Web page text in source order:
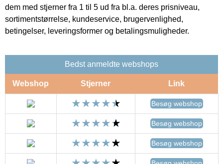
dem med stjerner fra 1 til 5 ud fra bl.a. deres prisniveau,
sortimentstørrelse, kundeservice, brugervenlighed,
betingelser, leveringsformer og betalingsmuligheder.
Bedst anmeldte webshops
Webshop Stjerner Link
Besøg webshop
Besøg webshop
Besøg webshop